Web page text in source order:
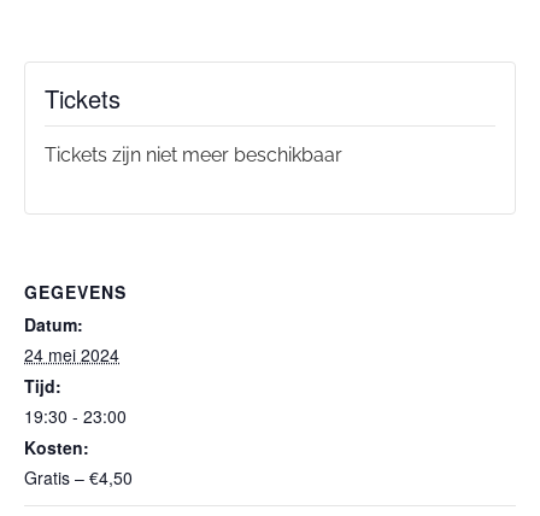
GEGEVENS
Datum:
24 mei 2024
Tijd:
19:30 - 23:00
Kosten:
Gratis – €4,50
Tickets
Tickets zijn niet meer beschikbaar